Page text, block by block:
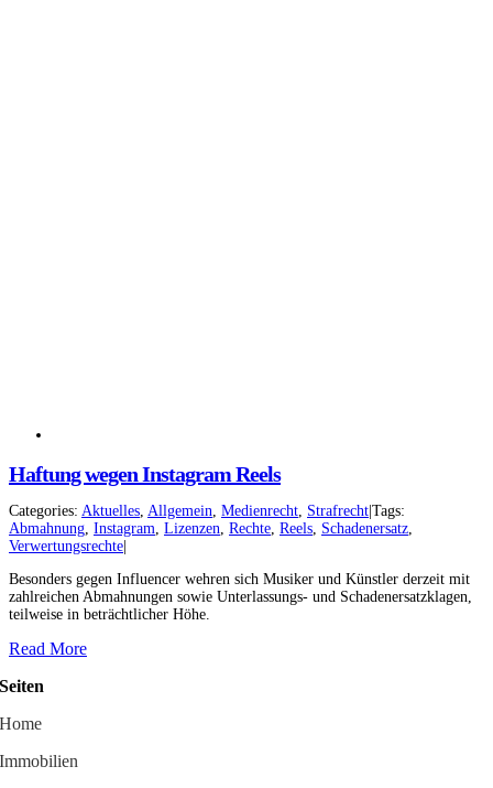
Haftung wegen Instagram Reels
Categories: Aktuelles, Allgemein, Medienrecht, Strafrecht Tags:
Abmahnung, Instagram, Lizenzen, Rechte, Reels, Schadenersatz,
Verwertungsrechte
Besonders gegen Influencer wehren sich Musiker und Künstler derzeit mit
zahlreichen Abmahnungen sowie Unterlassungs- und Schadenersatzklagen,
teilweise in beträchtlicher Höhe.
Read More
Seiten
Home
Immobilien